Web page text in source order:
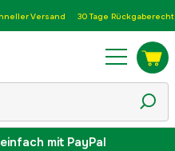
Versand 30 Tage Rückgaberecht
mit PayPal